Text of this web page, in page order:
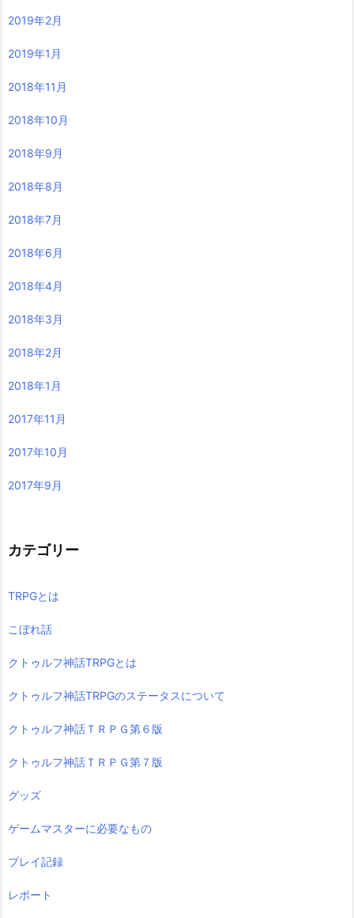
2019年2月
2019年1月
2018年11月
2018年10月
2018年9月
2018年8月
2018年7月
2018年6月
2018年4月
2018年3月
2018年2月
2018年1月
2017年11月
2017年10月
2017年9月
カテゴリー
TRPGとは
こぼれ話
クトゥルフ神話TRPGとは
クトゥルフ神話TRPGのステータスについて
クトゥルフ神話ＴＲＰＧ第６版
クトゥルフ神話ＴＲＰＧ第７版
グッズ
ゲームマスターに必要なもの
プレイ記録
レポート